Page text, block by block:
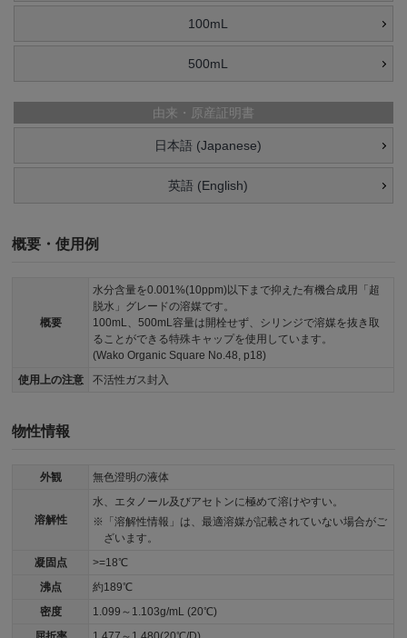
100mL
500mL
由来・原産証明書
日本語 (Japanese)
英語 (English)
概要・使用例
概要
水分含量を0.001%(10ppm)以下まで抑えた有機合成用「超
脱水」グレードの溶媒です。
100mL、500mL容量は開栓せず、シリンジで溶媒を抜き取
ることができる特殊キャップを使用しています。
(Wako Organic Square No.48, p18)
使用上の注意
不活性ガス封入
物性情報
外観 無色澄明の液体
溶解性
水、エタノール及びアセトンに極めて溶けやすい。
「溶解性情報」は、最適溶媒が記載されていない場合がご
ざいます。
凝固点
>=18℃
沸点
約189℃
密度
1.099～1.103g/mL (20℃)